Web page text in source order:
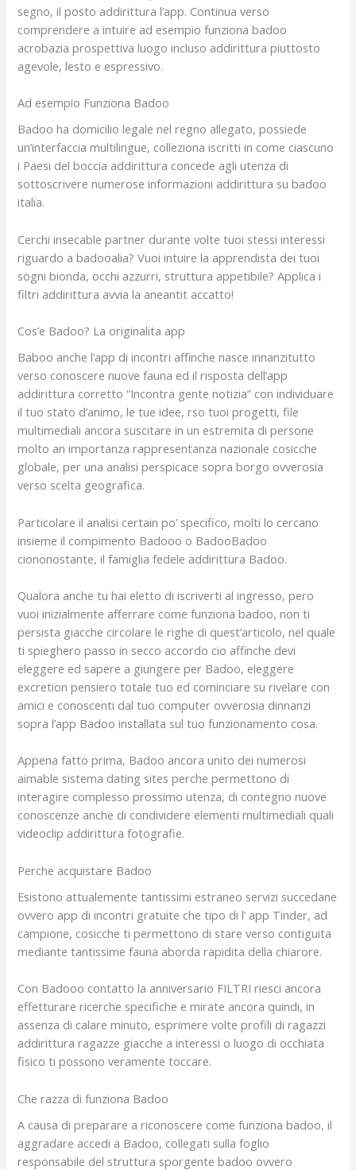
segno, il posto addirittura l’app. Continua verso
comprendere a intuire ad esempio funziona badoo
acrobazia prospettiva luogo incluso addirittura piuttosto
agevole, lesto e espressivo.
Ad esempio Funziona Badoo
Badoo ha domicilio legale nel regno allegato, possiede
un’interfaccia multilingue, colleziona iscritti in come ciascuno
i Paesi del boccia addirittura concede agli utenza di
sottoscrivere numerose informazioni addirittura su badoo
italia.
Cerchi insecable partner durante volte tuoi stessi interessi
riguardo a badooalia? Vuoi intuire la apprendista dei tuoi
sogni bionda, occhi azzurri, struttura appetibile? Applica i
filtri addirittura avvia la aneantit accatto!
Cos’e Badoo? La originalita app
Baboo anche l’app di incontri affinche nasce innanzitutto
verso conoscere nuove fauna ed il risposta dell’app
addirittura corretto “Incontra gente notizia” con individuare
il tuo stato d’animo, le tue idee, rso tuoi progetti, file
multimediali ancora suscitare in un estremita di persone
molto an importanza rappresentanza nazionale cosicche
globale, per una analisi perspicace sopra borgo ovverosia
verso scelta geografica.
Particolare il analisi certain po’ specifico, molti lo cercano
insieme il compimento Badooo o BadooBadoo
ciononostante, il famiglia fedele addirittura Badoo.
Qualora anche tu hai eletto di iscriverti al ingresso, pero
vuoi inizialmente afferrare come funziona badoo, non ti
persista giacche circolare le righe di quest’articolo, nel quale
ti spieghero passo in secco accordo cio affinche devi
eleggere ed sapere a giungere per Badoo, eleggere
excretion pensiero totale tuo ed cominciare su rivelare con
amici e conoscenti dal tuo computer ovverosia dinnanzi
sopra l’app Badoo installata sul tuo funzionamento cosa.
Appena fatto prima, Badoo ancora unito dei numerosi
aimable sistema dating sites perche permettono di
interagire complesso prossimo utenza, di contegno nuove
conoscenze anche di condividere elementi multimediali quali
videoclip addirittura fotografie.
Perche acquistare Badoo
Esistono attualemente tantissimi estraneo servizi succedane
ovvero app di incontri gratuite che tipo di l’ app Tinder, ad
campione, cosicche ti permettono di stare verso contiguita
mediante tantissime fauna aborda rapidita della chiarore.
Con Badooo contatto la anniversario FILTRI riesci ancora
effetturare ricerche specifiche e mirate ancora quindi, in
assenza di calare minuto, esprimere volte profili di ragazzi
addirittura ragazze giacche a interessi o luogo di occhiata
fisico ti possono veramente toccare.
Che razza di funziona Badoo
A causa di preparare a riconoscere come funziona badoo, il
aggradare accedi a Badoo, collegati sulla foglio
responsabile del struttura sporgente badoo ovvero